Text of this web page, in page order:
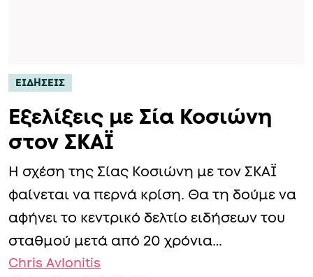
ΕΙΔΗΣΕΙΣ
Εξελίξεις με Σία Κοσιώνη
στον ΣΚΑΪ
Η σχέση της Σίας Κοσιώνη με τον ΣΚΑΪ
φαίνεται να περνά κρίση. Θα τη δούμε να
αφήνει το κεντρικό δελτίο ειδήσεων του
σταθμού μετά από 20 χρόνια…
Chris Avlonitis